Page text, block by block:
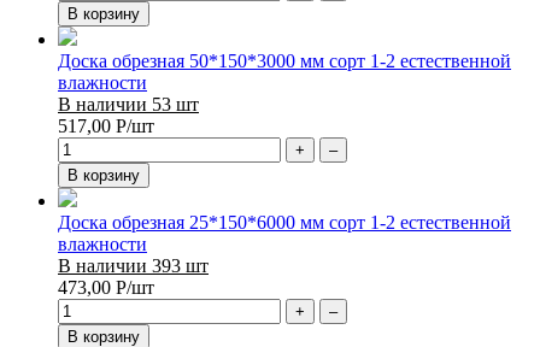
В корзину
Доска обрезная 50*150*3000 мм сорт 1-2 естественной
влажности
В наличии 53 шт
517,00 Р/шт
+
–
В корзину
Доска обрезная 25*150*6000 мм сорт 1-2 естественной
влажности
В наличии 393 шт
473,00 Р/шт
+
–
В корзину